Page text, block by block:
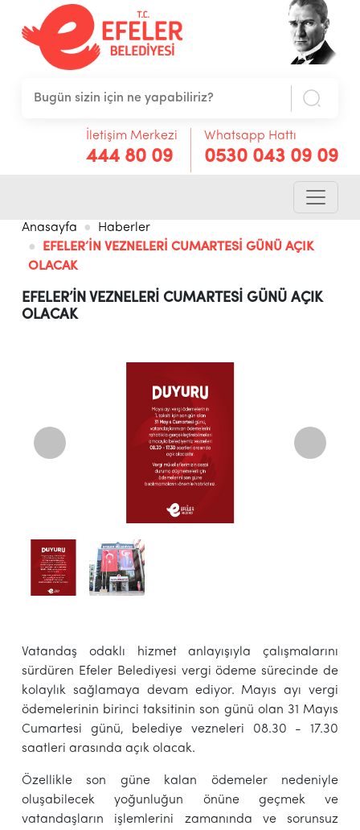
İletişim Merkezi
444 80 09
Whatsapp Hattı
0530 043 09 09
Anasayfa
Haberler
EFELER’İN VEZNELERİ CUMARTESİ GÜNÜ AÇIK
OLACAK
EFELER’İN VEZNELERİ CUMARTESİ GÜNÜ AÇIK
OLACAK
Vatandaş odaklı hizmet anlayışıyla çalışmalarını
sürdüren Efeler Belediyesi vergi ödeme sürecinde de
kolaylık sağlamaya devam ediyor. Mayıs ayı vergi
ödemelerinin birinci taksitinin son günü olan 31 Mayıs
Cumartesi günü, belediye vezneleri 08.30 - 17.30
saatleri arasında açık olacak.
Özellikle son güne kalan ödemeler nedeniyle
oluşabilecek yoğunluğun önüne geçmek ve
vatandaşların işlemlerini zamanında ve sorunsuz